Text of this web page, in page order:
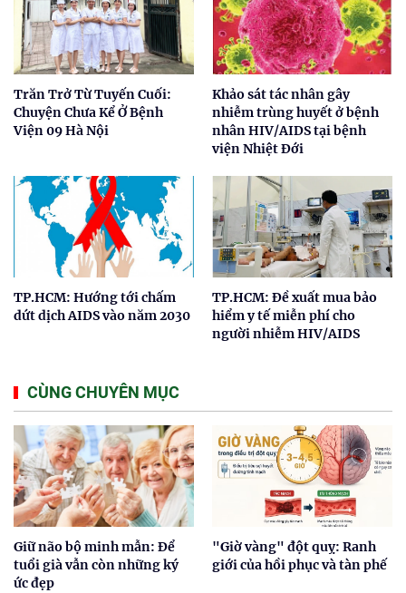
Trăn Trở Từ Tuyến Cuối:
Chuyện Chưa Kể Ở Bệnh
Viện 09 Hà Nội
Khảo sát tác nhân gây
nhiễm trùng huyết ở bệnh
nhân HIV/AIDS tại bệnh
viện Nhiệt Đới
TP.HCM: Hướng tới chấm
dứt dịch AIDS vào năm 2030
TP.HCM: Đề xuất mua bảo
hiểm y tế miễn phí cho
người nhiễm HIV/AIDS
CÙNG CHUYÊN MỤC
Giữ não bộ minh mẫn: Để
tuổi già vẫn còn những ký
ức đẹp
"Giờ vàng" đột quỵ: Ranh
giới của hồi phục và tàn phế